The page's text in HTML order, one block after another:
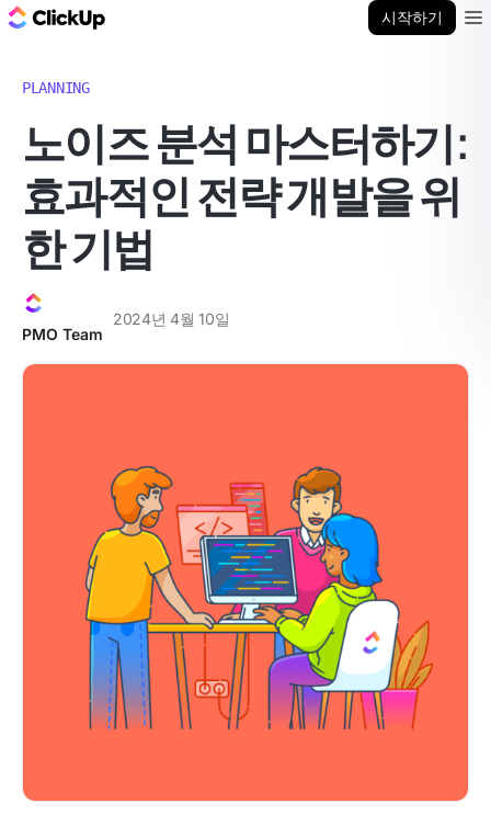
시작하기
PLANNING
노이즈 분석 마스터하기:
효과적인 전략 개발을 위
한 기법
PMO Team
2024년 4월 10일